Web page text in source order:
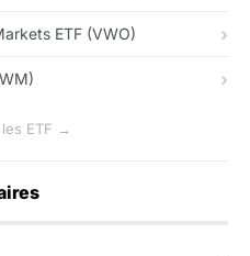
ETF (VWO)
ETF →